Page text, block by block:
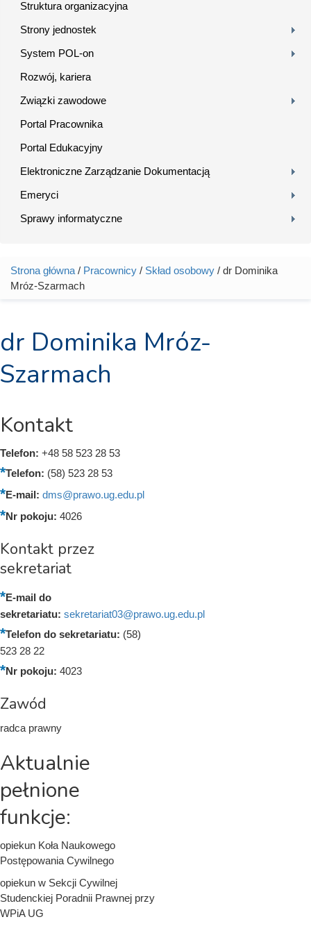
Struktura organizacyjna
Strony jednostek
System POL-on
Rozwój, kariera
Związki zawodowe
Portal Pracownika
Portal Edukacyjny
Elektroniczne Zarządzanie Dokumentacją
Emeryci
Sprawy informatyczne
Jesteś tutaj
Strona główna / Pracownicy / Skład osobowy / dr Dominika
Mróz-Szarmach
dr Dominika Mróz-
Szarmach
Kontakt
Telefon: +48 58 523 28 53
Telefon: (58) 523 28 53
E-mail: dms@prawo.ug.edu.pl
Nr pokoju: 4026
Kontakt przez
sekretariat
E-mail do
sekretariatu: sekretariat03@prawo.ug.edu.pl
Telefon do sekretariatu: (58)
523 28 22
Nr pokoju: 4023
Zawód
radca prawny
Aktualnie
pełnione
funkcje:
opiekun Koła Naukowego
Postępowania Cywilnego
opiekun w Sekcji Cywilnej
Studenckiej Poradnii Prawnej przy
WPiA UG